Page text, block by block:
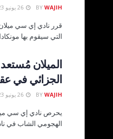
BY WAJIH
قرر نادي إي سي
التي سيقوم بها
الميلان
الجزائي في
BY WAJIH
يحرص نادي إي سي
الهجومي الشاب في